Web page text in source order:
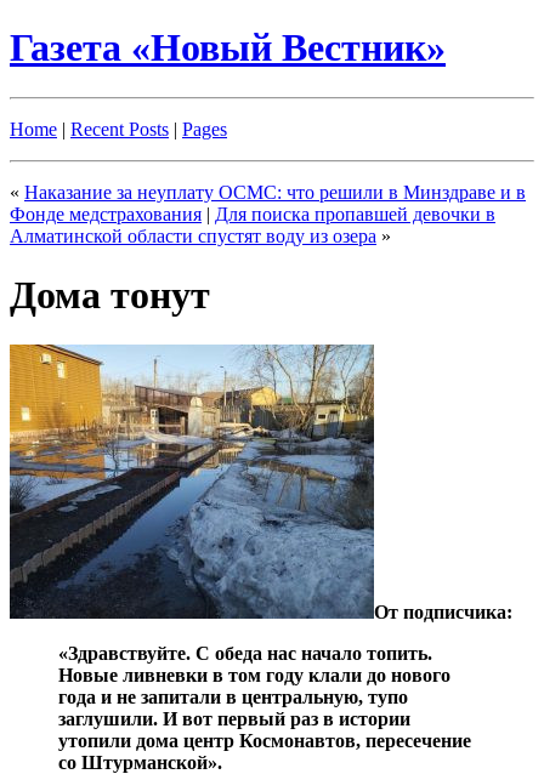
Газета «Новый Вестник»
Home | Recent Posts | Pages
« Наказание за неуплату ОСМС: что решили в Минздраве и в
Фонде медстрахования | Для поиска пропавшей девочки в
Алматинской области спустят воду из озера »
Дома тонут
От подписчика:
«Здравствуйте. С обеда нас начало топить.
Новые ливневки в том году клали до нового
года и не запитали в центральную, тупо
заглушили. И вот первый раз в истории
утопили дома центр Космонавтов, пересечение
со Штурманской».